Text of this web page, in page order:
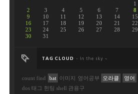
1
2
3 4 5 6 7
8
9
10 11 12 13 14
15
16
17 18 19 20 21
22
23
24 25 26 27 28
29
30
31
count find bat 이미지 영어공부 오라클 영어
dos 태그 헌팅 shell 관용구